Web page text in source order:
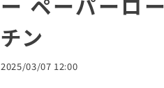
チン
2025/03/07 12:00